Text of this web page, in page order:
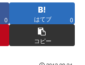
0 はてブ 0
コピー